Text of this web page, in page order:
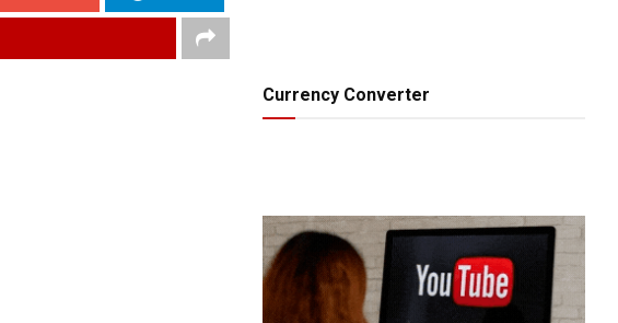
Currency Converter